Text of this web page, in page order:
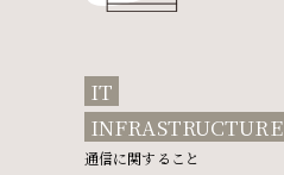
IT
INFRASTRUCTURE
通信に関すること